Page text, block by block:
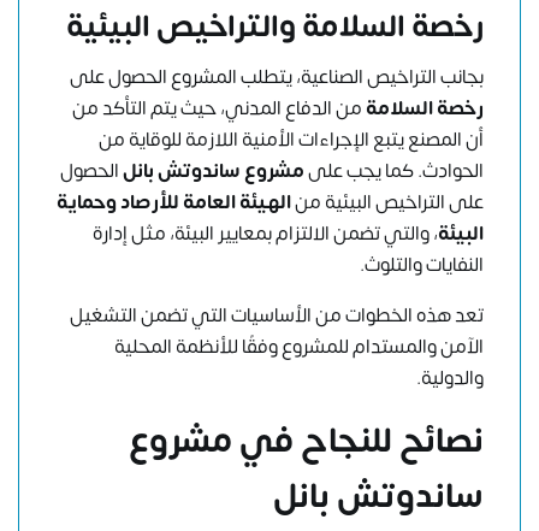
رخصة السلامة والتراخيص البيئية
بجانب التراخيص الصناعية، يتطلب المشروع الحصول على
رخصة السلامةمن الدفاع المدني، حيث يتم التأكد من
أن المصنع يتبع الإجراءات الأمنية اللازمة للوقاية من
الحوادث. كما يجب علىمشروع ساندوتش بانلالحصول
على التراخيص البيئية منالهيئة العامة للأرصاد وحماية
البيئة، والتي تضمن الالتزام بمعايير البيئة، مثل إدارة
النفايات والتلوث.
تعد هذه الخطوات من الأساسيات التي تضمن التشغيل
الآمن والمستدام للمشروع وفقًا للأنظمة المحلية
والدولية.
نصائح للنجاح في مشروع
ساندوتش بانل